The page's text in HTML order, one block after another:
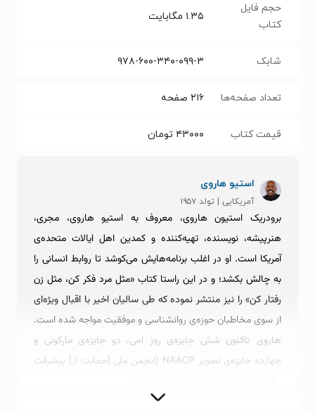
حجم فایل
کتاب
۱.۳۵ مگابایت
شابک ۹۷۸-۶۰۰-۳۴۰-۰۹۹-۳
تعداد صفحه‌ها ۲۱۶ صفحه
قیمت کتاب ۴۳۰۰۰ تومان
استیو هاروی
آمریکایی | تولد ۱۹۵۷
برودریک استیون هاروی، معروف به استیو هاروی، مجری،
هنرپیشه، نویسنده، تهیه‌کننده و کمدین اهل ایالات متحده‌ی
آمریکا است. او در اغلب برنامه‌هایش می‌کوشد تا روابط انسانی را
به چالش بکشد؛ و در این راستا کتاب «مثل مرد فکر کن، مثل زن
رفتار کن» را نیز منتشر نموده که طی سالیان اخیر با اقبال ویژه‌ای
از سوی مخاطبان حوزه‌ی روانشناسی و موفقیت مواجه شده است.
هاروی تاکنون شش جایزه‌ی روز امی، دو جایزه‌ی مارکونی و
چهارده جایزه‌ی تصویر NAACP (انجمن ملی [حمایت از] پیشرفت